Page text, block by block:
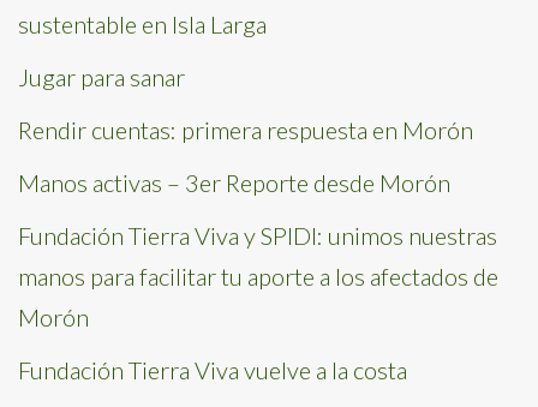
sustentable en Isla Larga
Jugar para sanar
Rendir cuentas: primera respuesta en Morón
Manos activas – 3er Reporte desde Morón
Fundación Tierra Viva y SPIDI: unimos nuestras
manos para facilitar tu aporte a los afectados de
Morón
Fundación Tierra Viva vuelve a la costa